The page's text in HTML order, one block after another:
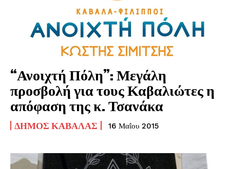
“Ανοιχτή Πόλη”: Μεγάλη
προσβολή για τους Καβαλιώτες η
απόφαση της κ. Τσανάκα
ΔΉΜΟΣ ΚΑΒΆΛΑΣ 16 Μαΐου 2015